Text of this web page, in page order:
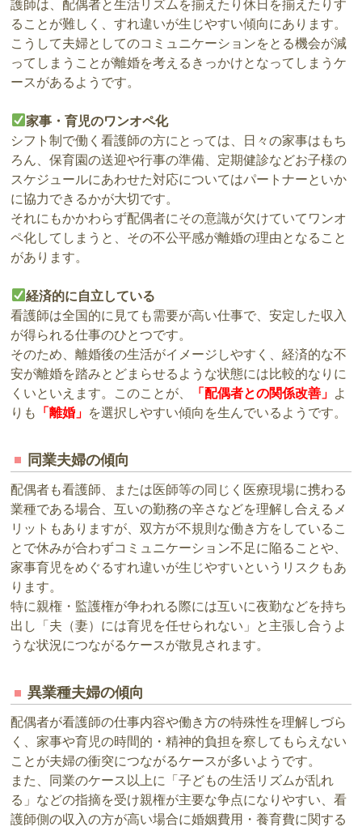
護師は、配偶者と生活リズムを揃えたり休日を揃えたりす
ることが難しく、すれ違いが生じやすい傾向にあります。
こうして夫婦としてのコミュニケーションをとる機会が減
ってしまうことが離婚を考えるきっかけとなってしまうケ
ースがあるようです。
家事・育児のワンオペ化
シフト制で働く看護師の方にとっては、日々の家事はもち
ろん、保育園の送迎や行事の準備、定期健診などお子様の
スケジュールにあわせた対応についてはパートナーといか
に協力できるかが大切です。
それにもかかわらず配偶者にその意識が欠けていてワンオ
ペ化してしまうと、その不公平感が離婚の理由となること
があります。
経済的に自立している
看護師は全国的に見ても需要が高い仕事で、安定した収入
が得られる仕事のひとつです。
そのため、離婚後の生活がイメージしやすく、経済的な不
安が離婚を踏みとどまらせるような状態には比較的なりに
くいといえます。このことが、
「配偶者との関係改善」 よ
りも
「離婚」 を選択しやすい傾向を生んでいるようです。
同業夫婦の傾向
配偶者も看護師、または医師等の同じく医療現場に携わる
業種である場合、互いの勤務の辛さなどを理解し合えるメ
リットもありますが、双方が不規則な働き方をしているこ
とで休みが合わずコミュニケーション不足に陥ることや、
家事育児をめぐるすれ違いが生じやすいというリスクもあ
ります。
特に親権・監護権が争われる際には互いに夜勤などを持ち
出し「夫（妻）には育児を任せられない」と主張し合うよ
うな状況につながるケースが散見されます。
異業種夫婦の傾向
配偶者が看護師の仕事内容や働き方の特殊性を理解しづら
く、家事や育児の時間的・精神的負担を察してもらえない
ことが夫婦の衝突につながるケースが多いようです。
また、同業のケース以上に「子どもの生活リズムが乱れ
る」などの指摘を受け親権が主要な争点になりやすい、看
護師側の収入の方が高い場合に婚姻費用・養育費に関する